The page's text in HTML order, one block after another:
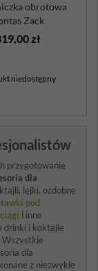
obrotowa
Zack
zł
niedostępny
przygotowanie
dla
lejki, ozdobne
pod
i inne
drinki i koktajle
Wszystkie
dla
z niezwykle